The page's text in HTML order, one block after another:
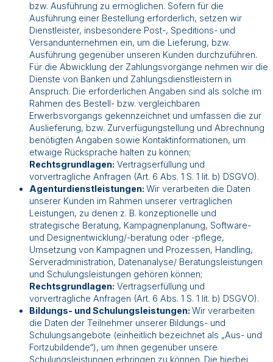
bzw. Ausführung zu ermöglichen. Sofern für die
Ausführung einer Bestellung erforderlich, setzen wir
Dienstleister, insbesondere Post-, Speditions- und
Versandunternehmen ein, um die Lieferung, bzw.
Ausführung gegenüber unseren Kunden durchzuführen.
Für die Abwicklung der Zahlungsvorgänge nehmen wir die
Dienste von Banken und Zahlungsdienstleistern in
Anspruch. Die erforderlichen Angaben sind als solche im
Rahmen des Bestell- bzw. vergleichbaren
Erwerbsvorgangs gekennzeichnet und umfassen die zur
Auslieferung, bzw. Zurverfügungstellung und Abrechnung
benötigten Angaben sowie Kontaktinformationen, um
etwaige Rücksprache halten zu können;
Rechtsgrundlagen: Vertragserfüllung und
vorvertragliche Anfragen (Art. 6 Abs. 1 S. 1 lit. b) DSGVO).
Agenturdienstleistungen: Wir verarbeiten die Daten
unserer Kunden im Rahmen unserer vertraglichen
Leistungen, zu denen z. B. konzeptionelle und
strategische Beratung, Kampagnenplanung, Software-
und Designentwicklung/-beratung oder -pflege,
Umsetzung von Kampagnen und Prozessen, Handling,
Serveradministration, Datenanalyse/ Beratungsleistungen
und Schulungsleistungen gehören können;
Rechtsgrundlagen: Vertragserfüllung und
vorvertragliche Anfragen (Art. 6 Abs. 1 S. 1 lit. b) DSGVO).
Bildungs- und Schulungsleistungen: Wir verarbeiten
die Daten der Teilnehmer unserer Bildungs- und
Schulungsangebote (einheitlich bezeichnet als „Aus- und
Fortzubildende“), um ihnen gegenüber unsere
Schulungsleistungen erbringen zu können. Die hierbei